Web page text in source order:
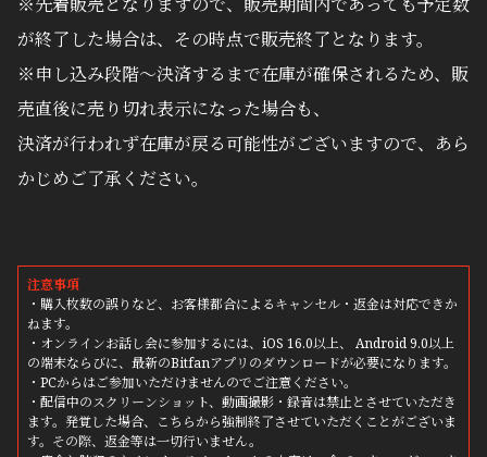
が終了した場合は、その時点で販売終了となります。
※申し込み段階〜決済するまで在庫が確保されるため、販
売直後に売り切れ表示になった場合も、
決済が行われず在庫が戻る可能性がございますので、あら
かじめご了承ください。
注意事項
・購入枚数の誤りなど、お客様都合によるキャンセル・返金は対応できか
ねます。
・オンラインお話し会に参加するには、iOS 16.0以上、 Android 9.0以上
の端末ならびに、最新のBitfanアプリのダウンロードが必要になります。
・PCからはご参加いただけませんのでご注意ください。
・配信中のスクリーンショット、動画撮影・録音は禁止とさせていただき
ます。発覚した場合、こちらから強制終了させていただくことがございま
す。その際、返金等は一切行いません。